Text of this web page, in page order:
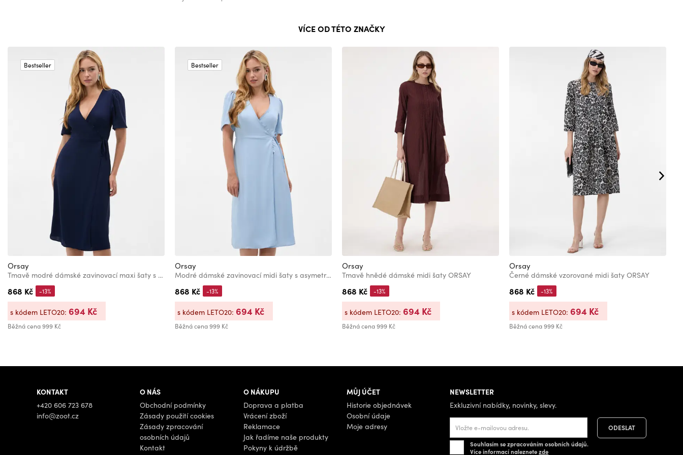
VÍCE OD TÉTO ZNAČKY
Bestseller
Orsay
Tmavě modré dámské zavinovací maxi šaty s asymetrickým výstřihem ORSAY
868 Kč
Běžná cena999 Kč
-13%
s kódem LETO20: 694 Kč
Bestseller
Orsay
Modré dámské zavinovací midi šaty s asymetrickým výstřihem ORSAY
868 Kč
Běžná cena999 Kč
-13%
s kódem LETO20: 694 Kč
Orsay
Tmavě hnědé dámské midi šaty ORSAY
868 Kč
Běžná cena999 Kč
-13%
s kódem LETO20: 694 Kč
Orsay
Černé dámské vzorované midi šaty ORSAY
868 Kč
Běžná cena999 Kč
-13%
s kódem LETO20: 694 Kč
KONTAKT
+420 606 723 678
info@zoot.cz
O NÁS
Obchodní podmínky
Zásady použití cookies
Zásady zpracování
osobních údajů
Kontakt
O NÁKUPU
Doprava a platba
Vrácení zboží
Reklamace
Jak řadíme naše produkty
Pokyny k údržbě
MŮJ ÚČET
Historie objednávek
Osobní údaje
Moje adresy
NEWSLETTER
Exkluzivní nabídky, novinky, slevy.
Souhlasím se zpracováním osobních údajů.
Více informací naleznetezde